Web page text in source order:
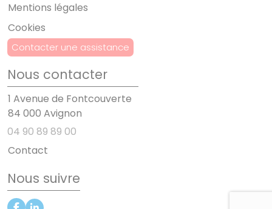
Mentions légales
Cookies
Contacter une assistance
Nous contacter
1 Avenue de Fontcouverte
84 000 Avignon
04 90 89 89 00
Contact
Nous suivre